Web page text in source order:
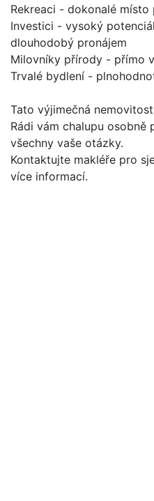
Rekreaci - dokonalé
Investici - vysoký
dlouhodobý pronájem
Milovníky přírody - přímo
Trvalé bydlení -
Tato výjimečná
Rádi vám chalupu
všechny vaše otázky.
Kontaktujte makléře pro
více informací.